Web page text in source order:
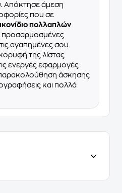
Απόκτησε άμεση
που σε
πολλαπλών
προσαρμοσμένες
τις αγαπημένες σου
της λίστας
ενεργές εφαρμογές
άσκησης
και πολλά